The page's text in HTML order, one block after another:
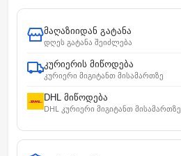
მაღაზიიდან გატანა
დღეს გატანა შეიძლება
კურიერის მიწოდება
კურიერი მიგიტანთ მისამართზე
DHL მიწოდება
DHL კურიერი მიგიტანთ მისამართზე